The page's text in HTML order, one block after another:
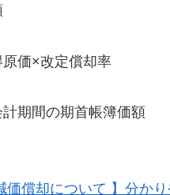
価×改定償却率
期間の期首帳簿価額
償却について 】分か